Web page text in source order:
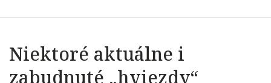
Niektoré aktuálne i
zabudnuté „hviezdy“